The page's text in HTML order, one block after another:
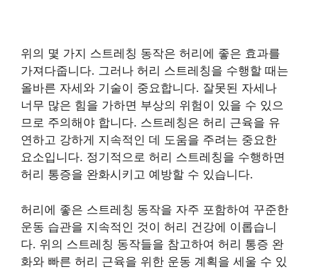
위의 몇 가지 스트레칭 동작은 허리에 좋은 효과를
가져다줍니다. 그러나 허리 스트레칭을 수행할 때는
올바른 자세와 기술이 중요합니다. 잘못된 자세나
너무 많은 힘을 가하면 부상의 위험이 있을 수 있으
므로 주의해야 합니다. 스트레칭은 허리 근육을 유
연하고 강하게 지속적인 데 도움을 주려는 중요한
요소입니다. 정기적으로 허리 스트레칭을 수행하면
허리 통증을 완화시키고 예방할 수 있습니다.
허리에 좋은 스트레칭 동작을 자주 포함하여 꾸준한
운동 습관을 지속적인 것이 허리 건강에 이롭습니
다. 위의 스트레칭 동작들을 참고하여 허리 통증 완
화와 빠른 허리 근육을 위한 운동 계획을 세울 수 있